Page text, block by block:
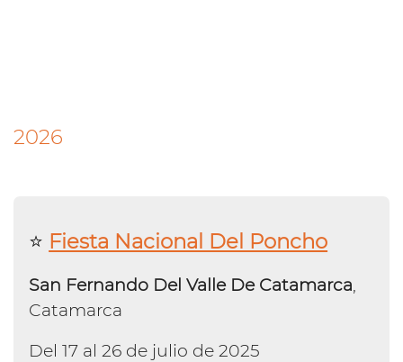
2026
⭐️ Fiesta Nacional Del Poncho
San Fernando Del Valle De Catamarca,
Catamarca
Del 17 al 26 de julio de 2025